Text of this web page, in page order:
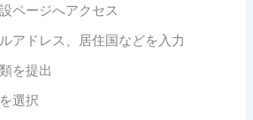
ページへアクセス
アドレス、居住国などを入力
を提出
選択